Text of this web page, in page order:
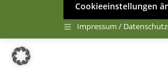
Cookieeinstellungen
Impressum /